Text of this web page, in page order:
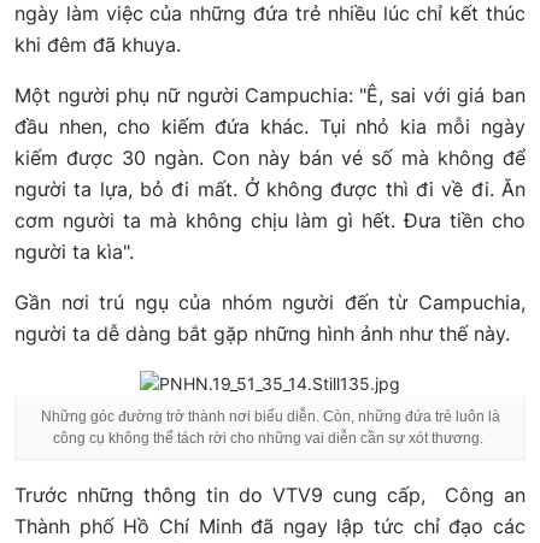
ngày làm việc của những đứa trẻ nhiều lúc chỉ kết thúc
khi đêm đã khuya.
Một người phụ nữ người Campuchia: "Ê, sai với giá ban
đầu nhen, cho kiếm đứa khác. Tụi nhỏ kia mỗi ngày
kiếm được 30 ngàn. Con này bán vé số mà không để
người ta lựa, bỏ đi mất. Ở không được thì đi về đi. Ăn
cơm người ta mà không chịu làm gì hết. Đưa tiền cho
người ta kìa".
Gần nơi trú ngụ của nhóm người đến từ Campuchia,
người ta dễ dàng bắt gặp những hình ảnh như thế này.
Những góc đường trở thành nơi biểu diễn. Còn, những đứa trẻ luôn là
công cụ không thể tách rời cho những vai diễn cần sự xót thương.
Trước những thông tin do VTV9 cung cấp,
Công an
Thành phố Hồ Chí Minh đã ngay lập tức chỉ đạo các